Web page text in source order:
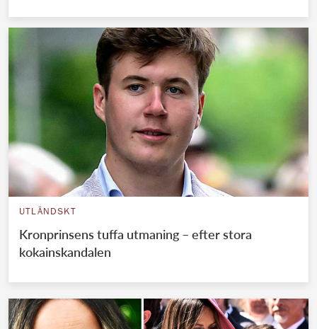
UTLÄNDSKT
Kronprinsens tuffa utmaning – efter stora
kokainskandalen